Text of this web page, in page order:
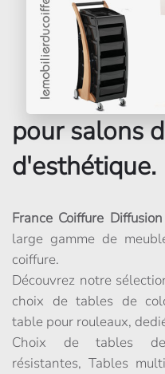
pour salons
d'esthétique.
France Coiffure Diffusion
large gamme de
coiffure.
Découvrez notre
choix de tables de
table pour rouleaux,
Choix de tables
résistantes, Tables